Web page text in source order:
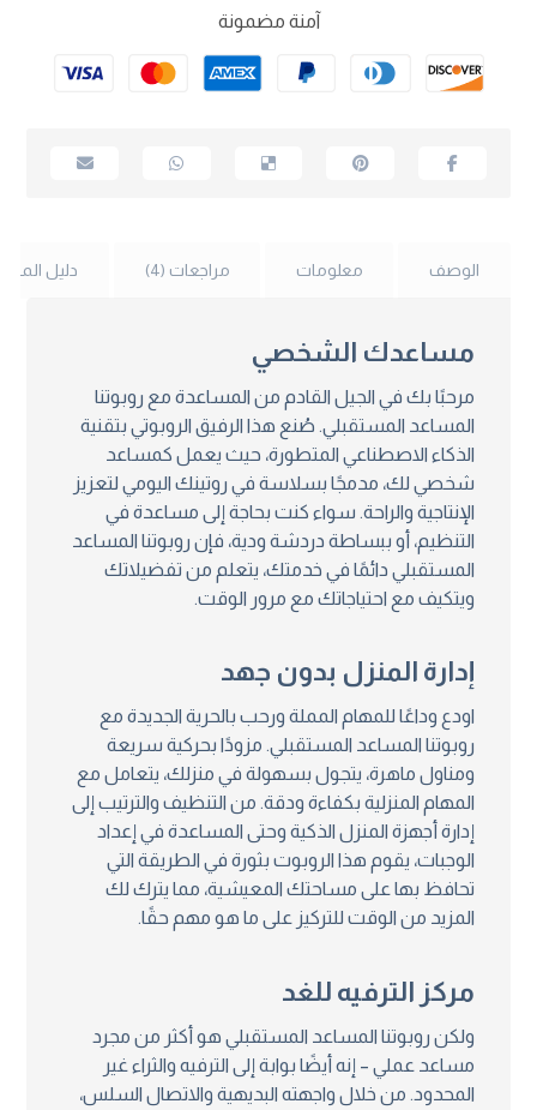
آمنة مضمونة
الوصف معلومات مراجعات (4) دليل
مساعدك الشخصي
مرحبًا بك في الجيل القادم من المساعدة مع روبوتنا
المساعد المستقبلي. صُنع هذا الرفيق الروبوتي بتقنية
الذكاء الاصطناعي المتطورة، حيث يعمل كمساعد
شخصي لك، مدمجًا بسلاسة في روتينك اليومي لتعزيز
الإنتاجية والراحة. سواء كنت بحاجة إلى مساعدة في
التنظيم، أو ببساطة دردشة ودية، فإن روبوتنا المساعد
المستقبلي دائمًا في خدمتك، يتعلم من تفضيلاتك
ويتكيف مع احتياجاتك مع مرور الوقت.
إدارة المنزل بدون جهد
اودع وداعًا للمهام المملة ورحب بالحرية الجديدة مع
روبوتنا المساعد المستقبلي. مزودًا بحركية سريعة
ومناول ماهرة، يتجول بسهولة في منزلك، يتعامل مع
المهام المنزلية بكفاءة ودقة. من التنظيف والترتيب إلى
إدارة أجهزة المنزل الذكية وحتى المساعدة في إعداد
الوجبات، يقوم هذا الروبوت بثورة في الطريقة التي
تحافظ بها على مساحتك المعيشية، مما يترك لك
المزيد من الوقت للتركيز على ما هو مهم حقًا.
مركز الترفيه للغد
ولكن روبوتنا المساعد المستقبلي هو أكثر من مجرد
مساعد عملي – إنه أيضًا بوابة إلى الترفيه والثراء غير
المحدود. من خلال واجهته البديهية والاتصال السلس،